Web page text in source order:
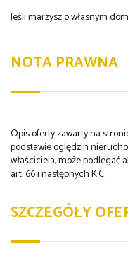
Jeśli marzysz o własnym
NOTA PRAWNA
Opis oferty zawarty na
podstawie oględzin
właściciela, może podlegać
art. 66 i następnych K.C.
SZCZEGÓŁY